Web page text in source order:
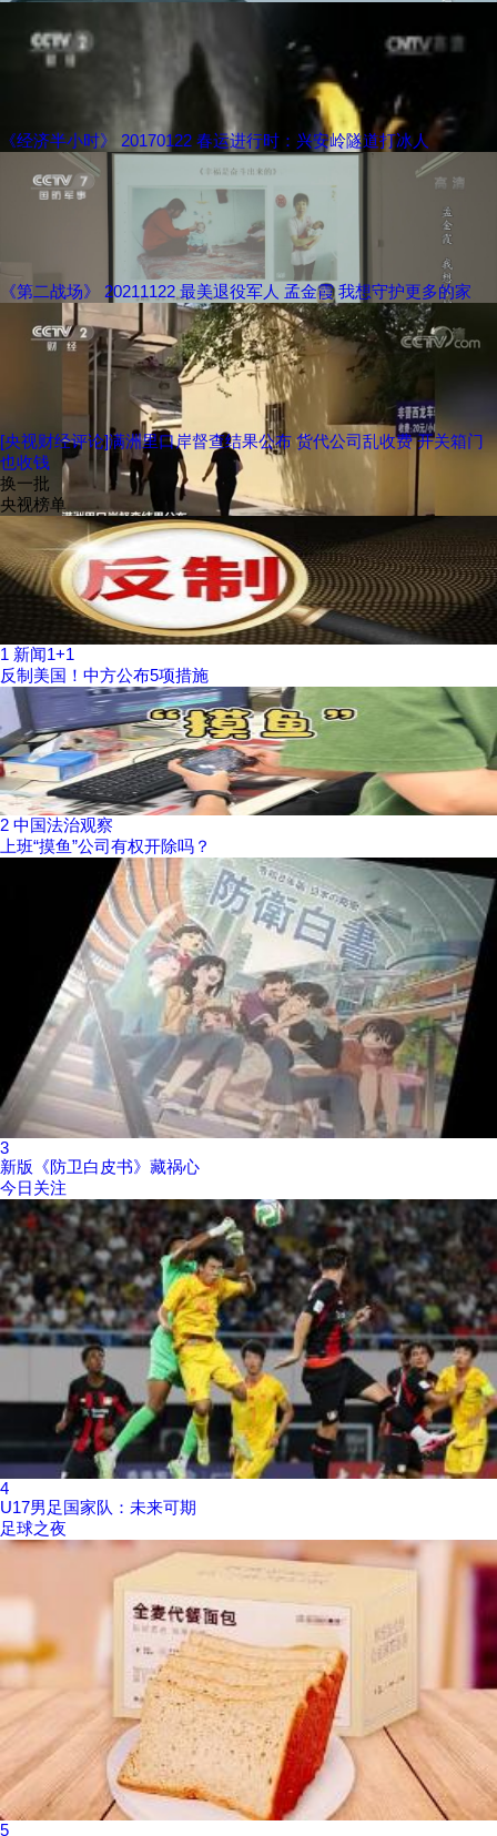
《经济半小时》 20170122 春运进行时：兴安岭隧道打冰人
《第二战场》 20211122 最美退役军人 孟金霞 我想守护更多的家
[央视财经评论]满洲里口岸督查结果公布 货代公司乱收费 开关箱门
也收钱
换一批
央视榜单
1 新闻1+1
反制美国！中方公布5项措施
2 中国法治观察
上班“摸鱼”公司有权开除吗？
3
新版《防卫白皮书》藏祸心
今日关注
4
U17男足国家队：未来可期
足球之夜
5